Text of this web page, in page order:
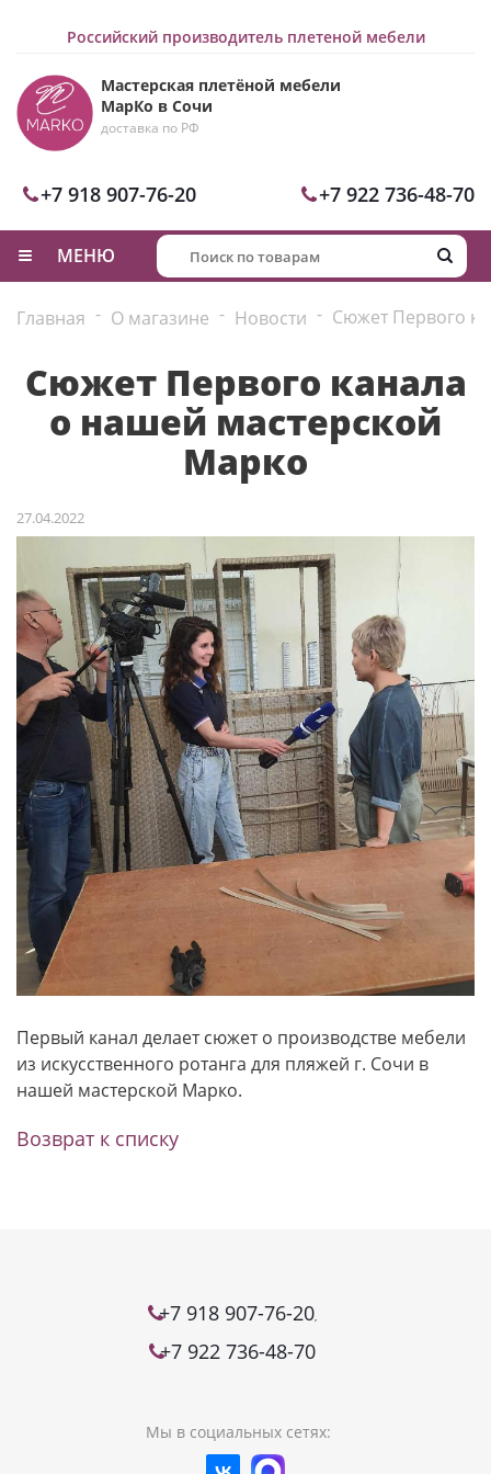
Российский производитель плетеной мебели
Мастерская плетёной мебели
МарКо в Сочи
доставка по РФ
+7 918 907-76-20 +7 922 736-48-70
МЕНЮ
Главная - О магазине - Новости - Сюжет Первого
Сюжет Первого канала
о нашей мастерской
Марко
27.04.2022
Первый канал делает сюжет о производстве мебели
из искусственного ротанга для пляжей г. Сочи в
нашей мастерской Марко.
Возврат к списку
+7 918 907-76-20,
+7 922 736-48-70
Мы в социальных сетях: